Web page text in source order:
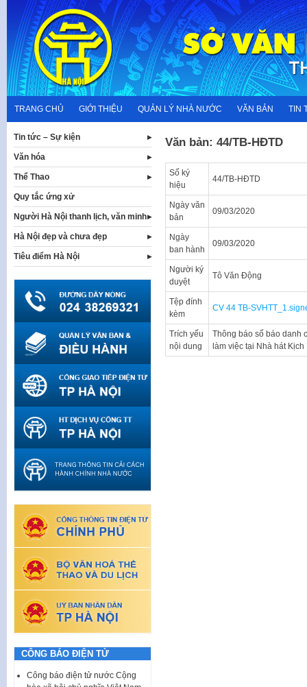
content
TRANG CHỦ GIỚI THIỆU QUẢN LÝ NHÀ NƯỚC VĂN BẢN TIN
Văn bản: 44/TB-HĐTD
Số ký
hiệu
44/TB-HĐTD
Ngày văn
bản
09/03/2020
Ngày
ban hành
09/03/2020
Người ký
duyệt
Tô Văn Động
Tệp đính
kèm
CV 44 TB-
Trích yếu
nội dung
Thông báo số báo danh
làm việc tại Nhà hát
Tin tức – Sự kiện
Văn hóa
Thể Thao
Quy tắc ứng xử
Người Hà Nội thanh lịch, văn minh
Hà Nội đẹp và chưa đẹp
Tiêu điểm Hà Nội
CÔNG BÁO ĐIỆN TỬ
Công báo điện tử nước Cộng